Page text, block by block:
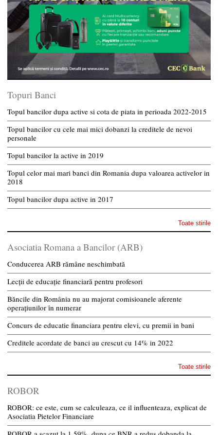
Topuri Banci
Topul bancilor dupa active si cota de piata in perioada 2022-2015
Topul bancilor cu cele mai mici dobanzi la creditele de nevoi
personale
Topul bancilor la active in 2019
Topul celor mai mari banci din Romania dupa valoarea activelor in
2018
Topul bancilor dupa active in 2017
Toate stirile
Asociatia Romana a Bancilor (ARB)
Conducerea ARB rămâne neschimbată
Lecții de educație financiară pentru profesori
Băncile din România nu au majorat comisioanele aferente
operațiunilor în numerar
Concurs de educatie financiara pentru elevi, cu premii in bani
Creditele acordate de banci au crescut cu 14% in 2022
Toate stirile
ROBOR
ROBOR: ce este, cum se calculeaza, ce il influenteaza, explicat de
Asociatia Pietelor Financiare